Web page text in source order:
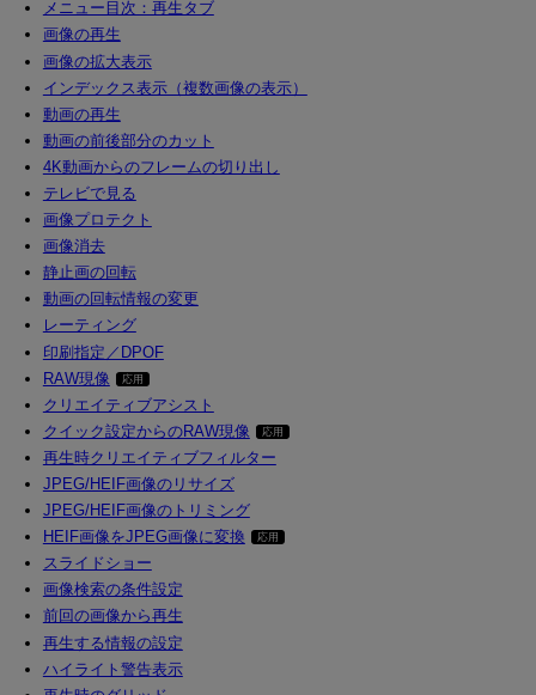
メニュー目次：再生タブ
画像の再生
画像の拡大表示
インデックス表示（複数画像の表示）
動画の再生
動画の前後部分のカット
4K動画からのフレームの切り出し
テレビで見る
画像プロテクト
画像消去
静止画の回転
動画の回転情報の変更
レーティング
印刷指定／DPOF
RAW現像
クリエイティブアシスト
クイック設定からのRAW現像
再生時クリエイティブフィルター
JPEG/HEIF画像のリサイズ
JPEG/HEIF画像のトリミング
HEIF画像をJPEG画像に変換
スライドショー
画像検索の条件設定
前回の画像から再生
再生する情報の設定
ハイライト警告表示